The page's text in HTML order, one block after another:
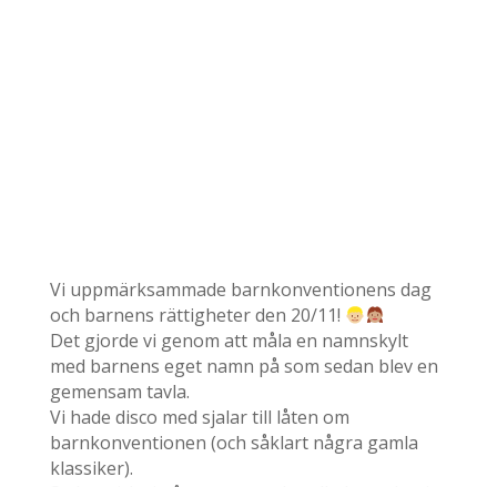
Vi uppmärksammade barnkonventionens dag
och barnens rättigheter den 20/11!
Det gjorde vi genom att måla en namnskylt
med barnens eget namn på som sedan blev en
gemensam tavla.
Vi hade disco med sjalar till låten om
barnkonventionen (och såklart några gamla
klassiker).